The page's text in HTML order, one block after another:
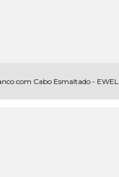
com Cabo Esmaltado - EWEL